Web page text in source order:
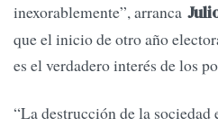
inexorablemente”, arranca
que el inicio de otro año
es el verdadero interés de los
“La destrucción de la sociedad